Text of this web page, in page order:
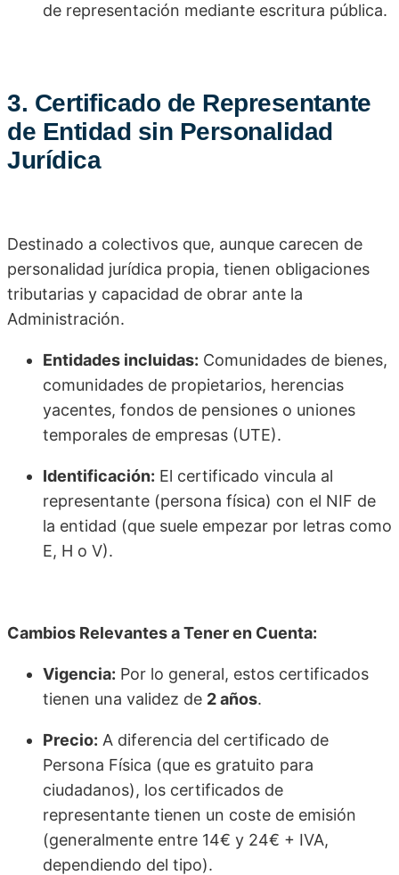
de representación mediante escritura pública.
3. Certificado de Representante
de Entidad sin Personalidad
Jurídica
Destinado a colectivos que, aunque carecen de
personalidad jurídica propia, tienen obligaciones
tributarias y capacidad de obrar ante la
Administración.
Entidades incluidas: Comunidades de bienes,
comunidades de propietarios, herencias
yacentes, fondos de pensiones o uniones
temporales de empresas (UTE).
Identificación: El certificado vincula al
representante (persona física) con el NIF de
la entidad (que suele empezar por letras como
E, H o V).
Cambios Relevantes a Tener en Cuenta:
Vigencia: Por lo general, estos certificados
tienen una validez de 2 años.
Precio: A diferencia del certificado de
Persona Física (que es gratuito para
ciudadanos), los certificados de
representante tienen un coste de emisión
(generalmente entre 14€ y 24€ + IVA,
dependiendo del tipo).